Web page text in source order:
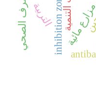
inhibition zoneمائية التربية